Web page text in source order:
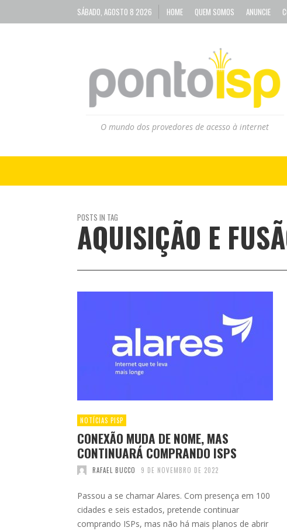
SÁBADO, AGOSTO 8 2026 HOME QUEM SOMOS ANUNCIE
O mundo dos provedores de acesso à internet
POSTS IN TAG
AQUISIÇÃO E
NOTÍCIAS PISP
CONEXÃO MUDA DE NOME, MAS
CONTINUARÁ COMPRANDO ISPS
RAFAEL BUCCO 9 DE NOVEMBRO DE 2022
Passou a se chamar Alares. Com presença em 100
cidades e seis estados, pretende continuar
comprando ISPs, mas não há mais planos de abrir